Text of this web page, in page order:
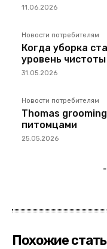
11.06.2026
Новости потребителям
Когда уборка
уровень
31.05.2026
Новости потребителям
Thomas
питомцами
25.05.2026
Похожие